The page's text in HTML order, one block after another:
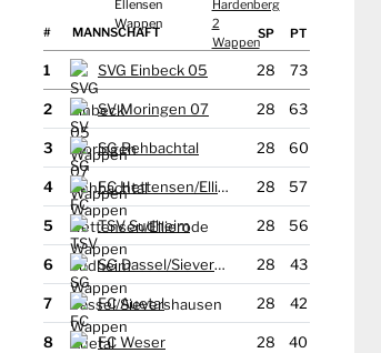
# MANNSCHAFT
1 SVG Einbeck 05 28 73
2 SV Moringen 07 28 63
3 SG Rehbachtal 28 60
4 FC Hettensen/Ellierode 28 57
5 TSV Sudheim 28 56
6 SG Dassel/Sievershausen 28 43
7 FC Auetal 28 42
8 FC Weser 28 40